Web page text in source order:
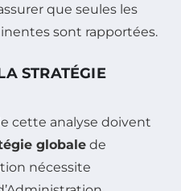
que seules les
sont rapportées.
STRATÉGIE
cette analyse doivent
globale de
nécessite